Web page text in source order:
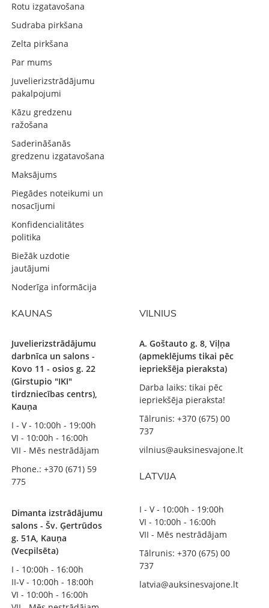
Rotu izgatavošana
Sudraba pirkšana
Zelta pirkšana
Par mums
Juvelierizstrādājumu
pakalpojumi
Kāzu gredzenu
ražošana
Saderināšanās
gredzenu izgatavošana
Maksājums
Piegādes noteikumi un
nosacījumi
Konfidencialitātes
politika
Biežāk uzdotie
jautājumi
Noderīga informācija
KAUNAS
Juvelierizstrādājumu
darbnīca un salons -
Kovo 11 - osios g. 22
(Girstupio "IKI"
tirdzniecības centrs),
Kauņa
I - V - 10:00h - 19:00h
VI - 10:00h - 16:00h
VII - Mēs nestrādājam
Phone.: +370 (671) 59
775
Dimanta izstrādājumu
salons - Šv. Ģertrūdos
g. 51A, Kauņa
(Vecpilsēta)
I - 10:00h - 16:00h
II-V - 10:00h - 18:00h
VI - 10:00h - 16:00h
VILNIUS
A. Goštauto g. 8, Viļņa
(apmeklējums tikai pēc
iepriekšēja pieraksta)
Darba laiks: tikai pēc
iepriekšēja pieraksta!
Tālrunis: +370 (675) 00
737
vilnius@auksinesvajone.lt
LATVIJA
I - V - 10:00h - 19:00h
VI - 10:00h - 16:00h
VII - Mēs nestrādājam
Tālrunis: +370 (675) 00
737
latvia@auksinesvajone.lt